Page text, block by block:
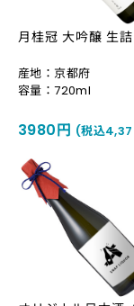
月桂冠 大吟醸 生詰
産地：京都府
容量：720ml
3980円 (税込